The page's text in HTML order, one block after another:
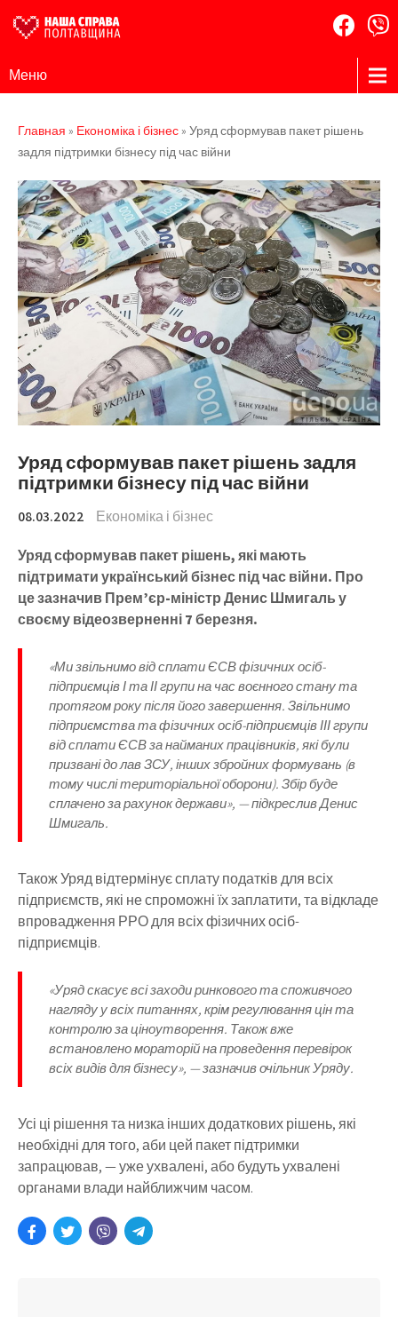
Справа
Полтавщина
організація
Меню
Главная » Економіка і бізнес » Уряд сформував пакет рішень
задля підтримки бізнесу під час війни
Уряд сформував пакет рішень задля
підтримки бізнесу під час війни
08.03.2022 Економіка і бізнес
Уряд сформував пакет рішень, які мають
підтримати український бізнес під час війни. Про
це зазначив Прем’єр-міністр Денис Шмигаль у
своєму відеозверненні 7 березня.
«Ми звільнимо від сплати ЄСВ фізичних осіб-
підприємців І та ІІ групи на час воєнного стану та
протягом року після його завершення. Звільнимо
підприємства та фізичних осіб-підприємців ІІІ групи
від сплати ЄСВ за найманих працівників, які були
призвані до лав ЗСУ, інших збройних формувань (в
тому числі територіальної оборони). Збір буде
сплачено за рахунок держави», — підкреслив Денис
Шмигаль.
Також Уряд відтермінує сплату податків для всіх
підприємств, які не спроможні їх заплатити, та відкладе
впровадження РРО для всіх фізичних осіб-
підприємців.
«Уряд скасує всі заходи ринкового та споживчого
нагляду у всіх питаннях, крім регулювання цін та
контролю за ціноутворення. Також вже
встановлено мораторій на проведення перевірок
всіх видів для бізнесу», — зазначив очільник Уряду.
Усі ці рішення та низка інших додаткових рішень, які
необхідні для того, аби цей пакет підтримки
запрацював, — уже ухвалені, або будуть ухвалені
органами влади найближчим часом.